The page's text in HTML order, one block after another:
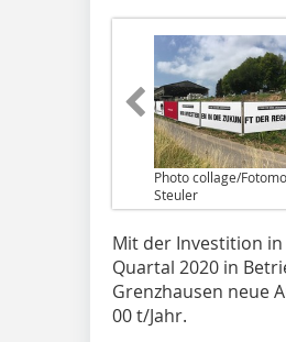
Photo collage/
Steuler
Mit der Investition
Quartal 2020 in
Grenzhausen neue
00 t/Jahr.